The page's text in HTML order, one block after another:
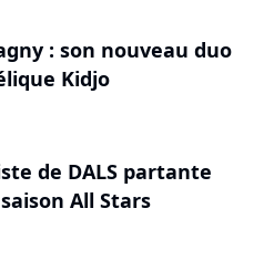
: son nouveau duo
Kidjo
de DALS partante
All Stars